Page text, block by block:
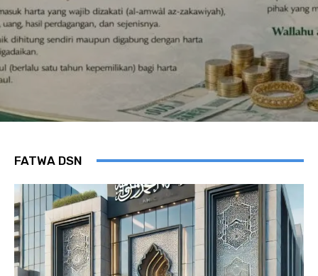
FATWA DSN